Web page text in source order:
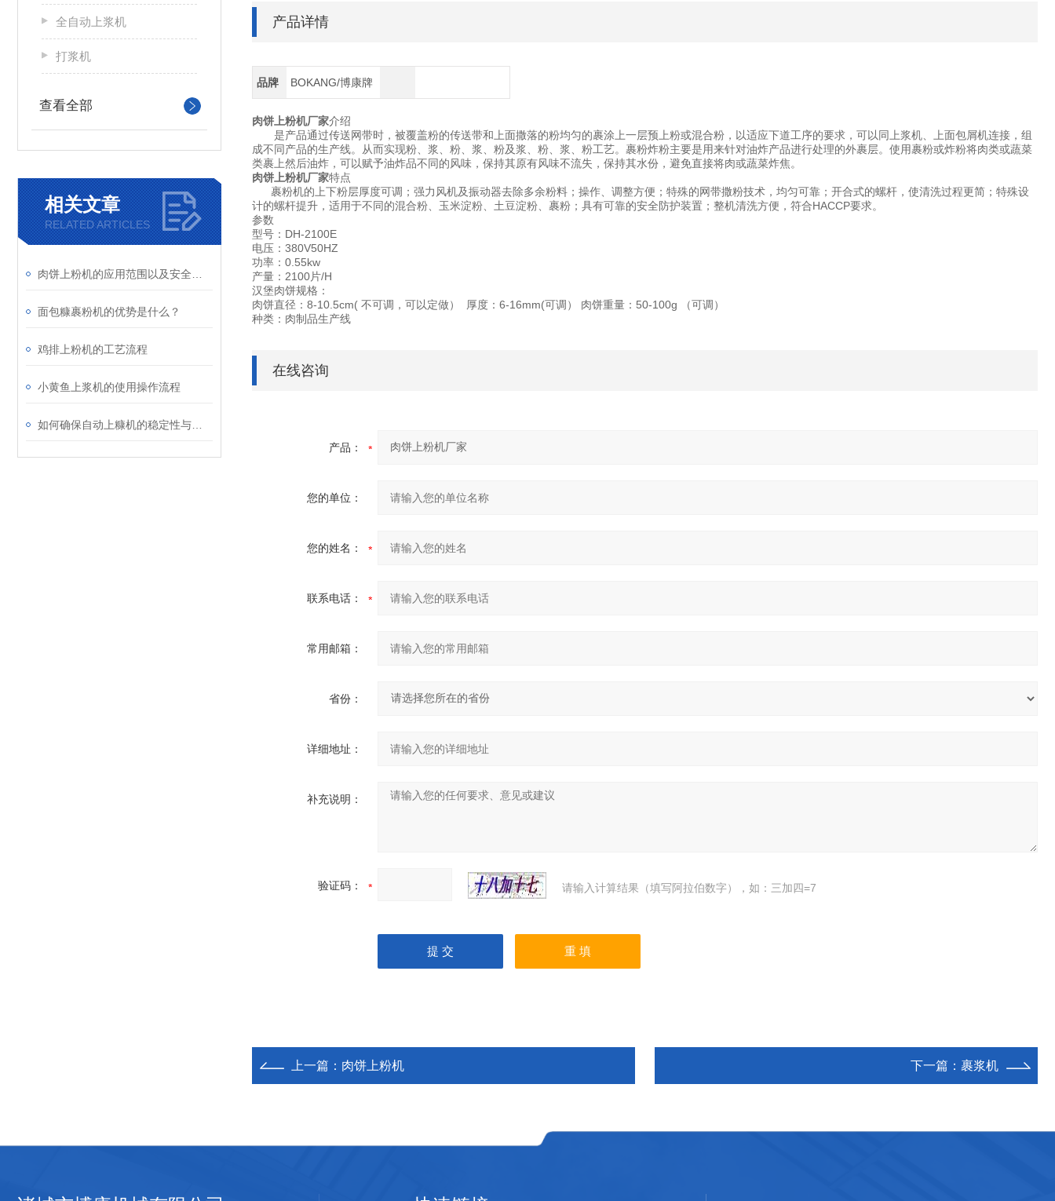
全自动上浆机
打浆机
查看全部
相关文章
RELATED ARTICLES
面包糠裹粉机的优势是什么？
鸡排上粉机的工艺流程
小黄鱼上浆机的使用操作流程
产品详情
品牌 BOKANG/博康牌
肉饼上粉机厂家介绍
是产品通过传送网带时，被覆盖粉的传送带和上面撒落的粉均匀的裹涂上一层预上粉或混合粉，以适应下道工序的要求，可以同上浆机、上面包屑机连接，组
成不同产品的生产线。从而实现粉、浆、粉、浆、粉及浆、粉、浆、粉工艺。裹粉炸粉主要是用来针对油炸产品进行处理的外裹层。使用裹粉或炸粉将肉类或蔬菜
类裹上然后油炸，可以赋予油炸品不同的风味，保持其原有风味不流失，保持其水份，避免直接将肉或蔬菜炸焦。
肉饼上粉机厂家特点
裹粉机的上下粉层厚度可调；强力风机及振动器去除多余粉料；操作、调整方便；特殊的网带撒粉技术，均匀可靠；开合式的螺杆，使清洗过程更简；特殊设
计的螺杆提升，适用于不同的混合粉、玉米淀粉、土豆淀粉、裹粉；具有可靠的安全防护装置；整机清洗方便，符合HACCP要求。
参数
型号：DH-2100E
电压：380V50HZ
功率：0.55kw
产量：2100片/H
汉堡肉饼规格：
肉饼直径：8-10.5cm( 不可调，可以定做） 厚度：6-16mm(可调） 肉饼重量：50-100g （可调）
种类：肉制品生产线
在线咨询
产品：
您的单位：
您的姓名：
联系电话：
常用邮箱：
省份：
详细地址：
补充说明：
验证码： 请输入计算结果（填写阿拉伯数字），如：三加四=7
上一篇： 肉饼上粉机 下一篇： 裹浆机